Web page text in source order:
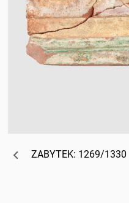
ZABYTEK: 1269/1330